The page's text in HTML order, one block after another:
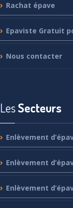
Rachat épave
Epaviste Gratuit
Nous contacter
LesSecteurs
Enlèvement
Enlèvement
Enlèvement